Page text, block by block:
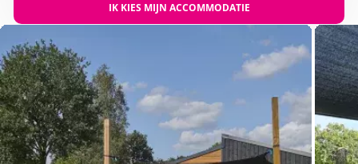
IK KIES MIJN ACCOMMODATIE